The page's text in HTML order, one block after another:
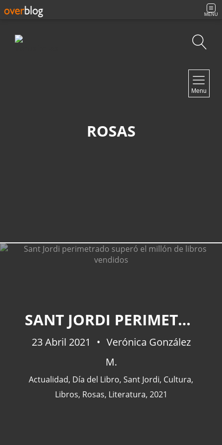
MENU
Menu
ROSAS
SANT JORDI PERIMETRADO SUPERÓ EL MILLÓN DE LIBROS VENDIDOS
23 Abril 2021
Verónica González
M.
Actualidad, Día del Libro, Sant Jordi, Cultura,
Libros, Rosas, Literatura, 2021
Actualidad (227)
España (77)
Venezuela(43)